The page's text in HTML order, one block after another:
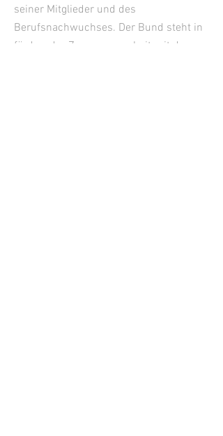
seiner Mitglieder und des
Berufsnachwuchses. Der Bund steht in
fördernder Zusammenarbeit mit den